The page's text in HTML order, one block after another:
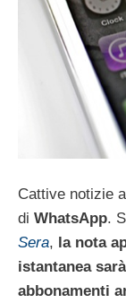
Cattive notizie
di WhatsApp.
Sera, la nota
istantanea
abbonamenti